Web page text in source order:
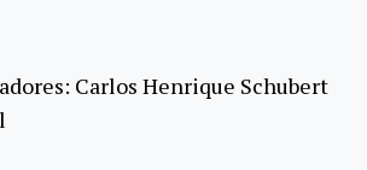
Carlos Henrique Schubert